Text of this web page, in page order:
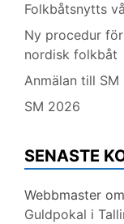
Folkbåtsnytts
Ny procedur
nordisk folkbåt
Anmälan till SM
SM 2026
SENASTE
Webbmaster om
Guldpokal i